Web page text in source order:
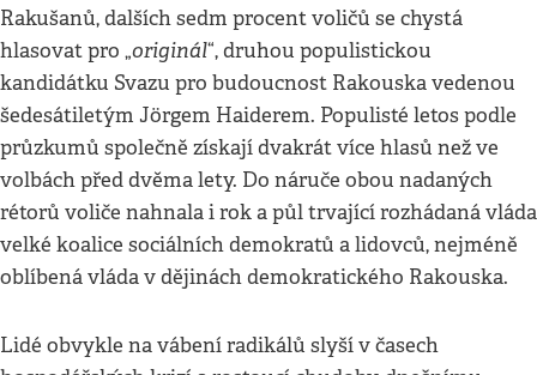
Rakušanů, dalších sedm procent voličů se chystá
hlasovat pro „originál“, druhou populistickou
kandidátku Svazu pro budoucnost Rakouska vedenou
šedesátiletým Jörgem Haiderem. Populisté letos podle
průzkumů společně získají dvakrát více hlasů než ve
volbách před dvěma lety. Do náruče obou nadaných
rétorů voliče nahnala i rok a půl trvající rozhádaná vláda
velké koalice sociálních demokratů a lidovců, nejméně
oblíbená vláda v dějinách demokratického Rakouska.
Lidé obvykle na vábení radikálů slyší v časech